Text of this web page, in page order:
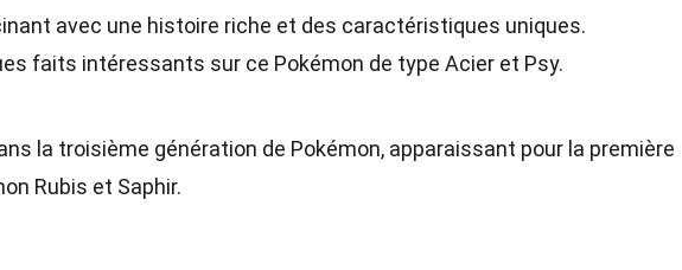
avec une histoire riche et des caractéristiques uniques.
faits intéressants sur ce Pokémon de type Acier et Psy.
la troisième génération de Pokémon, apparaissant pour la première
Rubis et Saphir.